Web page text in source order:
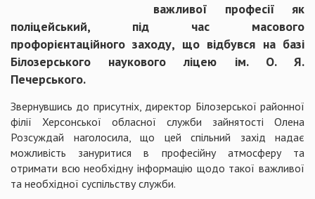
важливої професії як
поліцейський, під час масового
профорієнтаційного заходу, що відбувся на базі
Білозерського наукового ліцею ім. О. Я.
Печерського.
Звернувшись до присутніх, директор Білозерської районної
філії Херсонської обласної служби зайнятості Олена
Розсуждай наголосила, що цей спільний захід надає
можливість зануритися в професійну атмосферу та
отримати всю необхідну інформацію щодо такої важливої
та необхідної суспільству служби.